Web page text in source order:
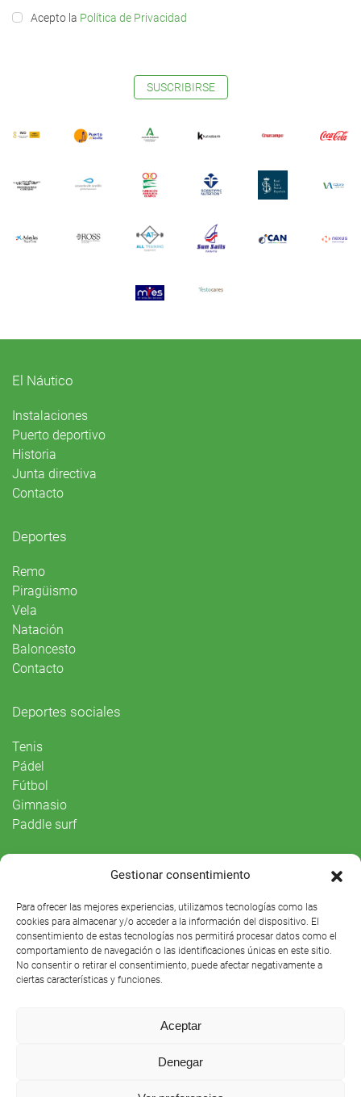
Gestionar consentimiento
Para ofrecer las mejores experiencias, utilizamos tecnologías como las
cookies para almacenar y/o acceder a la información del dispositivo. El
consentimiento de estas tecnologías nos permitirá procesar datos como el
comportamiento de navegación o las identificaciones únicas en este sitio.
No consentir o retirar el consentimiento, puede afectar negativamente a
ciertas características y funciones.
Aceptar
Denegar
Acepto la Política de Privacidad
SUSCRIBIRSE
El Náutico
Instalaciones
Puerto deportivo
Historia
Junta directiva
Contacto
Deportes
Remo
Piragüismo
Vela
Natación
Baloncesto
Contacto
Deportes sociales
Tenis
Pádel
Fútbol
Gimnasio
Paddle surf
Agenda